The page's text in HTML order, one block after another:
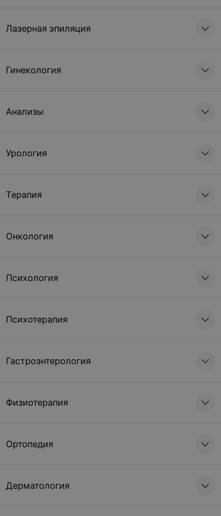
Лазерная эпиляция
Гинекология
Анализы
Урология
Терапия
Онкология
Психология
Психотерапия
Гастроэнтерология
Физиотерапия
Ортопедия
Дерматология